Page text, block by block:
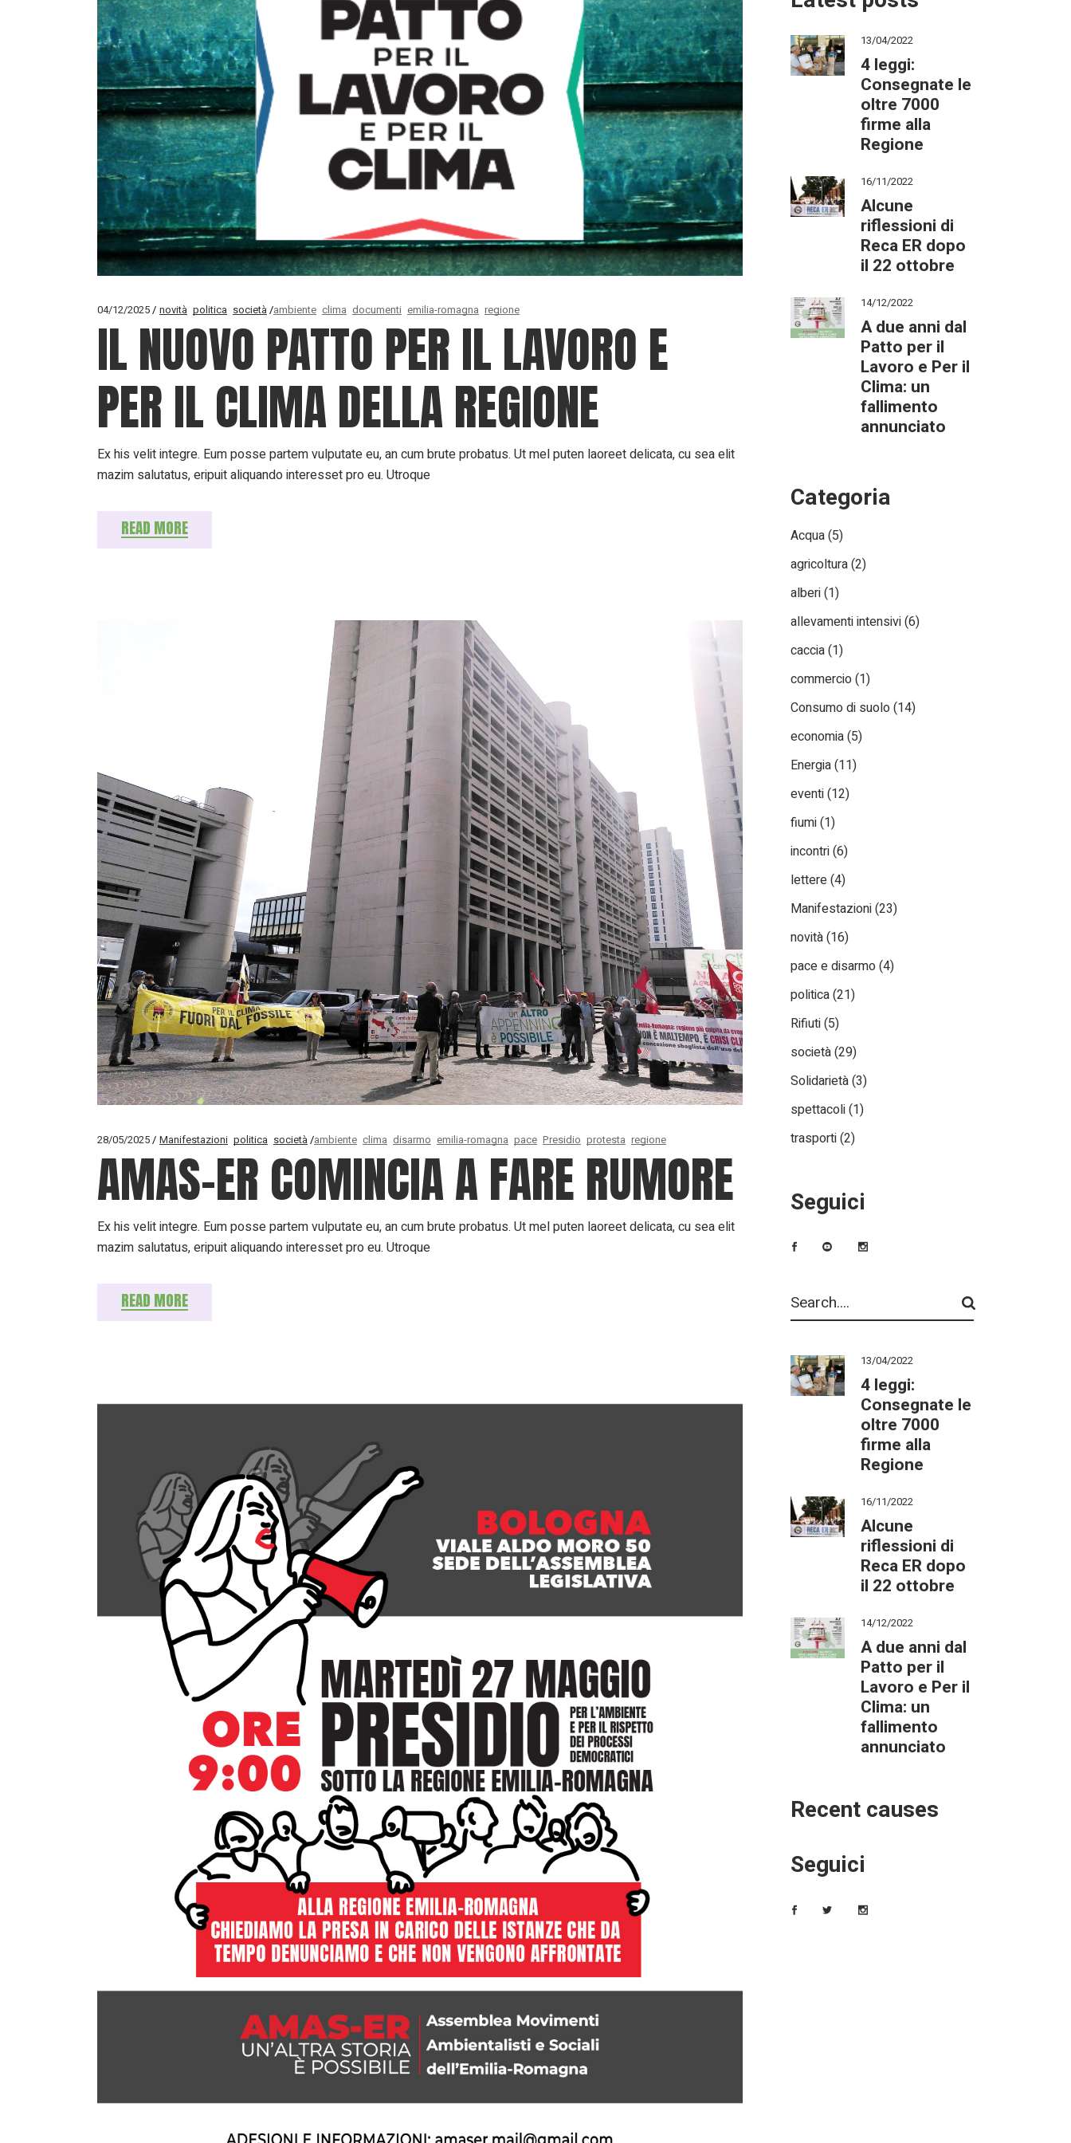
04/12/2025 novità politica società ambiente clima documenti emilia-romagna regione
IL NUOVO PATTO PER IL LAVORO E
PER IL CLIMA DELLA REGIONE
Ex his velit integre. Eum posse partem vulputate eu, an cum brute probatus. Ut mel puten laoreet delicata, cu sea elit
mazim salutatus, eripuit aliquando interesset pro eu. Utroque
READ MORE
28/05/2025 Manifestazioni politica società ambiente clima disarmo emilia-romagna pace Presidio protesta regione
AMAS-ER COMINCIA A FARE RUMORE
Ex his velit integre. Eum posse partem vulputate eu, an cum brute probatus. Ut mel puten laoreet delicata, cu sea elit
mazim salutatus, eripuit aliquando interesset pro eu. Utroque
READ MORE
13/04/2022
4 leggi:
Consegnate le
oltre 7000
firme alla
Regione
16/11/2022
Alcune
riflessioni di
Reca ER dopo
il 22 ottobre
14/12/2022
A due anni dal
Patto per il
Lavoro e Per il
Clima: un
fallimento
annunciato
Categoria
Acqua(5)
agricoltura(2)
alberi(1)
allevamenti intensivi(6)
caccia(1)
commercio(1)
Consumo di suolo(14)
economia(5)
Energia(11)
eventi(12)
fiumi(1)
incontri(6)
lettere(4)
Manifestazioni(23)
novità(16)
pace e disarmo(4)
politica(21)
Rifiuti(5)
società(29)
Solidarietà(3)
spettacoli(1)
trasporti(2)
Seguici
13/04/2022
4 leggi:
Consegnate le
oltre 7000
firme alla
Regione
16/11/2022
Alcune
riflessioni di
Reca ER dopo
il 22 ottobre
14/12/2022
A due anni dal
Patto per il
Lavoro e Per il
Clima: un
fallimento
annunciato
Recent causes
Seguici